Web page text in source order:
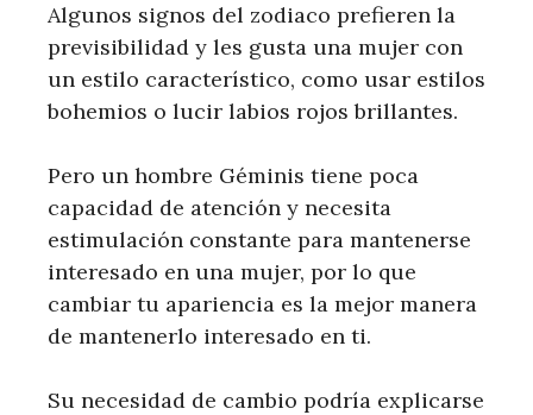
Algunos signos del zodiaco prefieren la
previsibilidad y les gusta una mujer con
un estilo característico, como usar estilos
bohemios o lucir labios rojos brillantes.
Pero un hombre Géminis tiene poca
capacidad de atención y necesita
estimulación constante para mantenerse
interesado en una mujer, por lo que
cambiar tu apariencia es la mejor manera
de mantenerlo interesado en ti.
Su necesidad de cambio podría explicarse